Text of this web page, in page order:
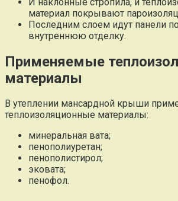
материал покрывают
Последним слоем идут панели
внутреннюю отделку.
Применяемые
материалы
В утеплении мансардной крыши
теплоизоляционные материалы:
минеральная вата;
пенополиуретан;
пенополистирол;
эковата;
пенофол.